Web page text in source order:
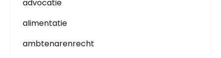
advocatie
alimentatie
ambtenarenrecht